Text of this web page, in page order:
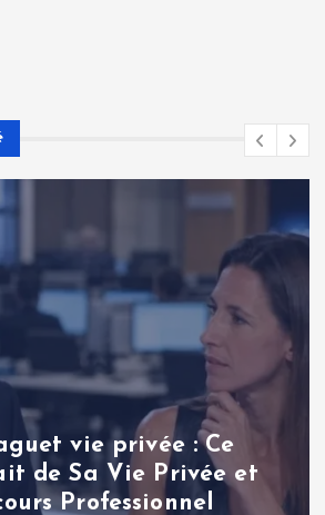
: une analyse
de la carrière et de
journaliste